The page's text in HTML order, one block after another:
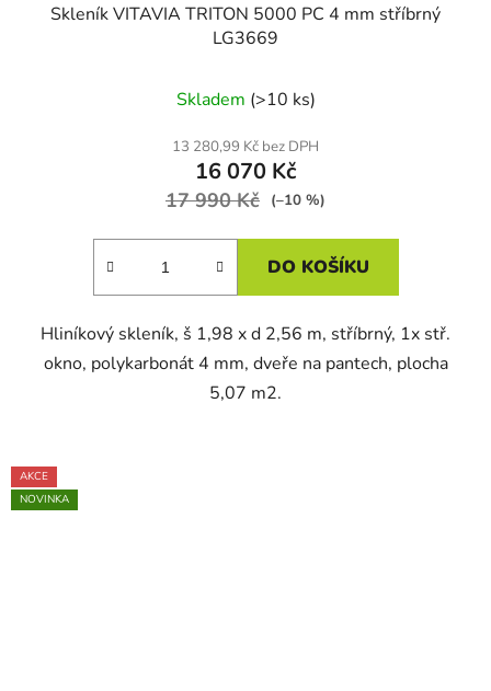
Skleník VITAVIA TRITON 5000 PC 4 mm stříbrný
LG3669
Skladem (>10 ks)
13 280,99 Kč bez DPH
16 070 Kč
17 990 Kč (–10 %)
DO KOŠÍKU
Hliníkový skleník, š 1,98 x d 2,56 m, stříbrný, 1x stř.
okno, polykarbonát 4 mm, dveře na pantech, plocha
5,07 m2.
AKCE
NOVINKA